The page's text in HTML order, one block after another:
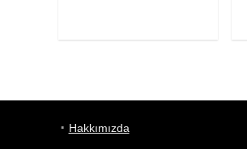
Hakkımızda